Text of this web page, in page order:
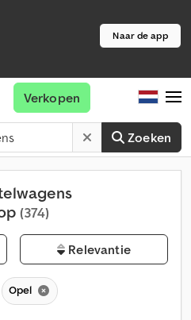
Naar de app
Zoeken
Verkopen
(374)
Relevantie
Opel